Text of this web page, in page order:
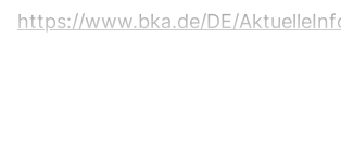
https://www.bka.de/DE/